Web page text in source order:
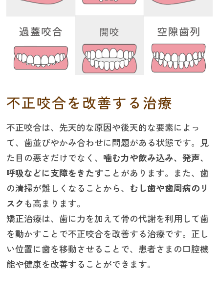
不正咬合を改善する治療
不正咬合は、先天的な原因や後天的な要素によっ
て、歯並びやかみ合わせに問題がある状態です。見
た目の悪さだけでなく、 噛む力や飲み込み、発声、
呼吸などに支障をきたすことがあります。また、歯
の清掃が難しくなることから、 むし歯や歯周病のリ
スクも高まります。
矯正治療は、歯に力を加えて骨の代謝を利用して歯
を動かすことで不正咬合を改善する治療です。正し
い位置に歯を移動させることで、患者さまの口腔機
能や健康を改善することができます。